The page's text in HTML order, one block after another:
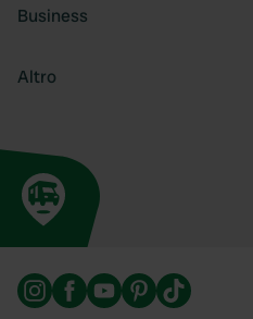
Business
Altro